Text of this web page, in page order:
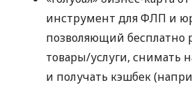
инструмент для ФЛП и
позволяющий бесплатно
товары/услуги, снимать
и получать кэшбек